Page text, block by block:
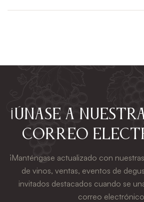
¡Únase a
correo
¡Manténgase actualizado con
de vinos, ventas, eventos de
invitados destacados cuando se
correo